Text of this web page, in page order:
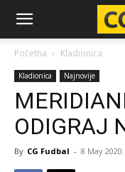
CG-
Fudbal
Početna Kladionica
Kladionica Najnovije
ODIGRAJ
By CG Fudbal - 8 May